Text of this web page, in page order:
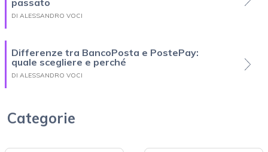
passato
DI ALESSANDRO VOCI
Differenze tra BancoPosta e PostePay:
quale scegliere e perché
DI ALESSANDRO VOCI
Categorie